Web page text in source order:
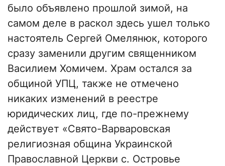
было объявлено прошлой зимой, на
самом деле в раскол здесь ушел только
настоятель Сергей Омелянюк, которого
сразу заменили другим священником
Василием Хомичем. Храм остался за
общиной УПЦ, также не отмечено
никаких изменений в реестре
юридических лиц, где по-прежнему
действует «Свято-Варваровская
религиозная община Украинской
Православной Церкви с. Островье